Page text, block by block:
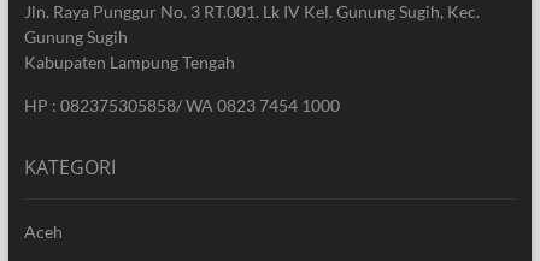
Jln. Raya Punggur No. 3 RT.001. Lk IV Kel. Gunung Sugih, Kec.
Gunung Sugih
Kabupaten Lampung Tengah
HP : 082375305858/ WA 0823 7454 1000
KATEGORI
Aceh